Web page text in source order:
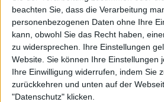
beachten Sie, dass die Verarbeitung
personenbezogenen Daten ohne Ihre
kann, obwohl Sie das Recht haben,
zu widersprechen. Ihre Einstellungen
Website. Sie können Ihre Einstellungen
Ihre Einwilligung widerrufen, indem Sie
zurückkehren und unten auf der
"Datenschutz" klicken.